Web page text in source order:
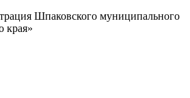
Шпаковского муниципального
края»